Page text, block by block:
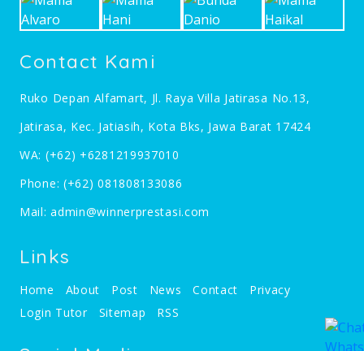
Contact Kami
Ruko Depan Alfamart, Jl. Raya Villa Jatirasa No.13,
Jatirasa, Kec. Jatiasih, Kota Bks, Jawa Barat 17424
WA: (+62) +6281219937010
Phone: (+62) 081808133086
Mail:admin@winnerprestasi.com
Links
Home About Post News Contact
Privacy
Login Tutor
Sitemap RSS